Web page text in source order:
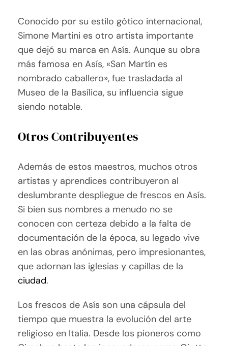
Conocido por su estilo gótico internacional,
Simone Martini es otro artista importante
que dejó su marca en Asís. Aunque su obra
más famosa en Asís, «San Martín es
nombrado caballero», fue trasladada al
Museo de la Basílica, su influencia sigue
siendo notable.
Otros Contribuyentes
Además de estos maestros, muchos otros
artistas y aprendices contribuyeron al
deslumbrante despliegue de frescos en Asís.
Si bien sus nombres a menudo no se
conocen con certeza debido a la falta de
documentación de la época, su legado vive
en las obras anónimas, pero impresionantes,
que adornan las iglesias y capillas de la
ciudad.
Los frescos de Asís son una cápsula del
tiempo que muestra la evolución del arte
religioso en Italia. Desde los pioneros como